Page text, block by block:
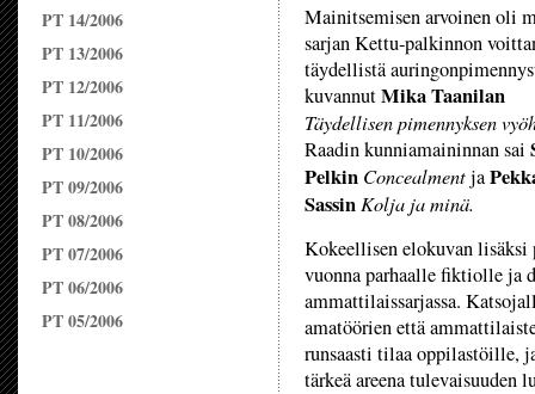
PT 14/2006
PT 13/2006
PT 12/2006
PT 11/2006
PT 10/2006
PT 09/2006
PT 08/2006
PT 07/2006
PT 06/2006
PT 05/2006
Mainitsemisen arvoinen oli
sarjan Kettu-palkinnon
täydellistä
kuvannutMika Taanilan
Täydellisen pimennyksen
Raadin kunniamaininnan sai
Pelkin Concealmentja
Sassin Kolja ja minä.
Kokeellisen elokuvan
vuonna parhaalle fiktiolle ja
ammattilaissarjassa.
amatöörien että
runsaasti tilaa oppilastöille,
tärkeä areena tulevaisuuden